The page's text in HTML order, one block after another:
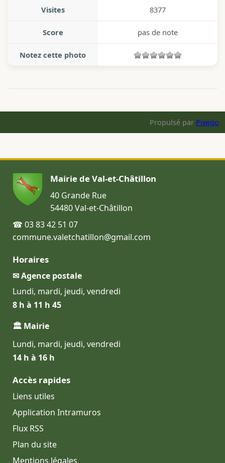
Visites 8377
Score pas de note
Notez cette photo
Propulsé par Piwigo
Mairie de Val-et-Châtillon
40 Grande Rue
54480 Val-et-Châtillon
☎ 03 83 42 51 07
commune.valetchatillon@gmail.com
Horaires
✉ Agence postale
Lundi, mardi, jeudi, vendredi
8 h à 11 h 45
🏛 Mairie
Lundi, mardi, jeudi, vendredi
14 h à 16 h
Accès rapides
Liens utiles
Application Intramuros
Flux RSS
Plan du site
Mentions légales